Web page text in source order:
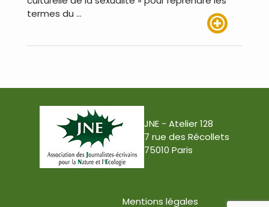
termes du …
JNE - Atelier 128
7 rue des Récollets
75010 Paris
Mentions légales